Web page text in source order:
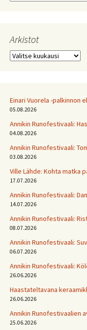
Arkistot
Arkistot
Einari Vuorela -palkinnon
05.08.2026
Annikin Runofestivaali:
04.08.2026
Annikin Runofestivaali:
03.08.2026
Ville Lähde: Kohta matka
17.07.2026
Annikin Runofestivaali:
14.07.2026
Annikin Runofestivaali:
08.07.2026
Annikin Runofestivaali:
06.07.2026
Annikin Runofestivaali:
26.06.2026
Haastateltavana
26.06.2026
Annikin Runofestivaalien
25.06.2026